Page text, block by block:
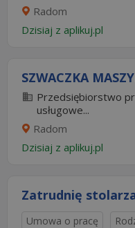
Radom
Dzisiaj z aplikuj.pl
SZWACZKA
Przedsiębiorstwo
usługowe...
Radom
Dzisiaj z aplikuj.pl
Zatrudnię
Umowa o pracę